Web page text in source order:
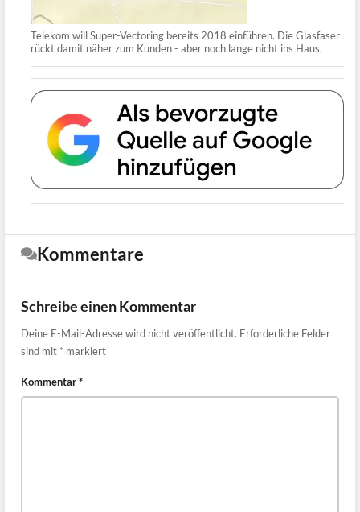
Telekom will Super-Vectoring bereits 2018 einführen. Die Glasfaser
rückt damit näher zum Kunden - aber noch lange nicht ins Haus.
Kommentare
Schreibe einen Kommentar
Deine E-Mail-Adresse wird nicht veröffentlicht. Erforderliche Felder
sind mit * markiert
Kommentar*